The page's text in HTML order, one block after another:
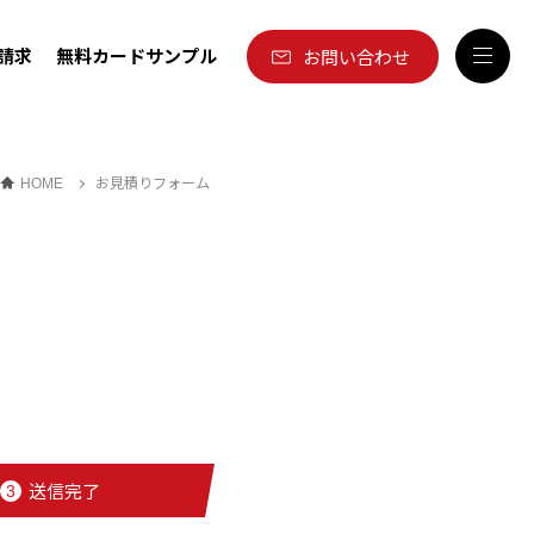
求 無料カードサンプル お問い合わせ
HOME お見積りフォーム
3 送信完了